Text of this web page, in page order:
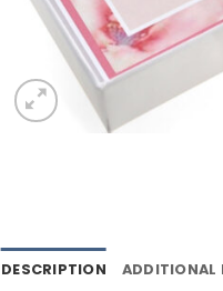
DESCRIPTION ADDITIONAL